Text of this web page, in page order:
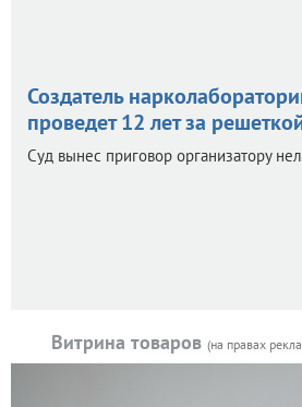
Создатель
проведет 12 лет за
Суд вынес приговор организатору
Витрина товаров (на правах